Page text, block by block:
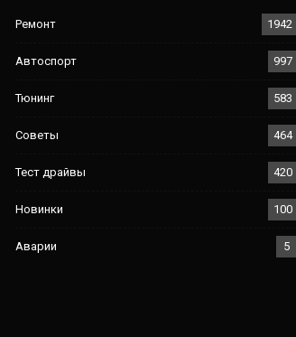
Ремонт 1942
Автоспорт 997
Тюнинг 583
Советы 464
Тест драйвы 420
Новинки 100
Аварии 5